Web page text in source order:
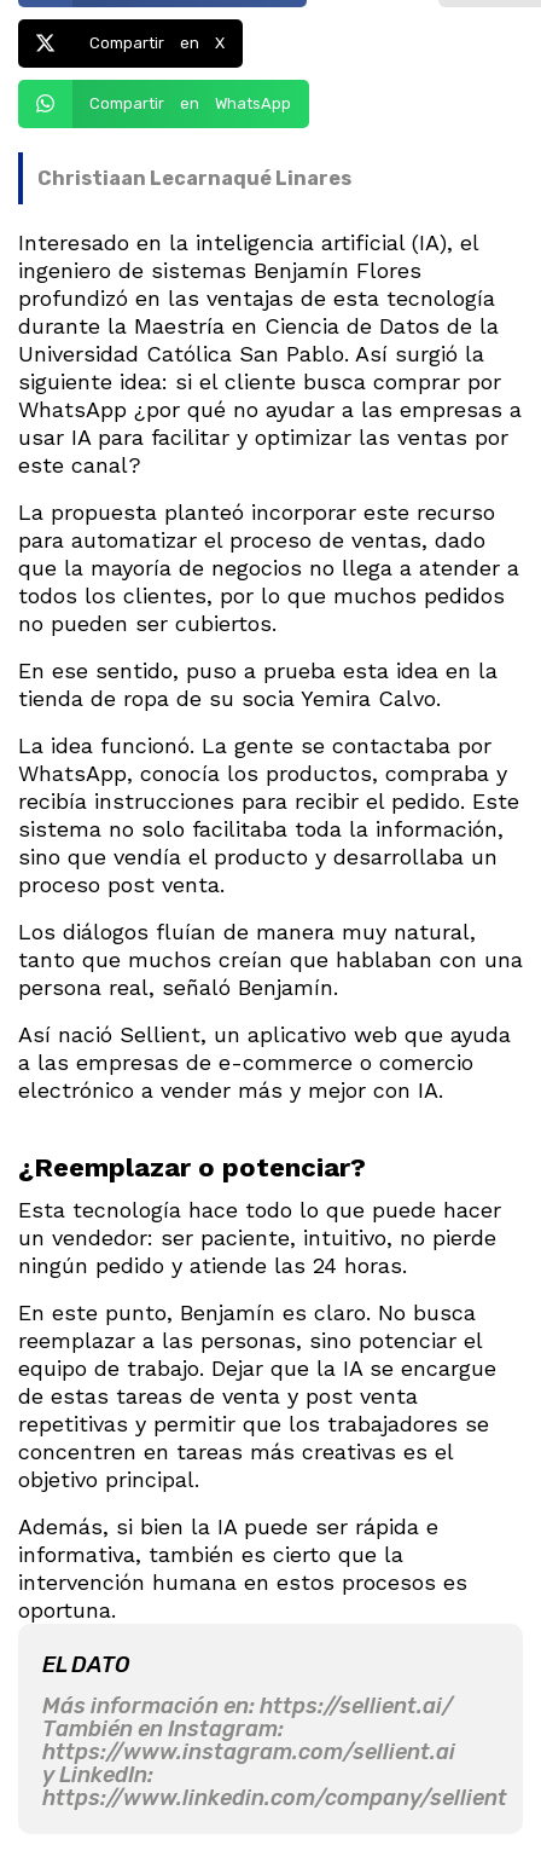
Compartir en X
Compartir en WhatsApp
Christiaan Lecarnaqué Linares
Interesado en la inteligencia artificial (IA), el
ingeniero de sistemas Benjamín Flores
profundizó en las ventajas de esta tecnología
durante la Maestría en Ciencia de Datos de la
Universidad Católica San Pablo. Así surgió la
siguiente idea: si el cliente busca comprar por
WhatsApp ¿por qué no ayudar a las empresas a
usar IA para facilitar y optimizar las ventas por
este canal?
La propuesta planteó incorporar este recurso
para automatizar el proceso de ventas, dado
que la mayoría de negocios no llega a atender a
todos los clientes, por lo que muchos pedidos
no pueden ser cubiertos.
En ese sentido, puso a prueba esta idea en la
tienda de ropa de su socia Yemira Calvo.
La idea funcionó. La gente se contactaba por
WhatsApp, conocía los productos, compraba y
recibía instrucciones para recibir el pedido. Este
sistema no solo facilitaba toda la información,
sino que vendía el producto y desarrollaba un
proceso post venta.
Los diálogos fluían de manera muy natural,
tanto que muchos creían que hablaban con una
persona real, señaló Benjamín.
Así nació Sellient, un aplicativo web que ayuda
a las empresas de e-commerce o comercio
electrónico a vender más y mejor con IA.
¿Reemplazar o potenciar?
Esta tecnología hace todo lo que puede hacer
un vendedor: ser paciente, intuitivo, no pierde
ningún pedido y atiende las 24 horas.
En este punto, Benjamín es claro. No busca
reemplazar a las personas, sino potenciar el
equipo de trabajo. Dejar que la IA se encargue
de estas tareas de venta y post venta
repetitivas y permitir que los trabajadores se
concentren en tareas más creativas es el
objetivo principal.
Además, si bien la IA puede ser rápida e
informativa, también es cierto que la
intervención humana en estos procesos es
oportuna.
EL DATO
Más información en: https://sellient.ai/
También en Instagram:
https://www.instagram.com/sellient.ai
y LinkedIn:
https://www.linkedin.com/company/sellient